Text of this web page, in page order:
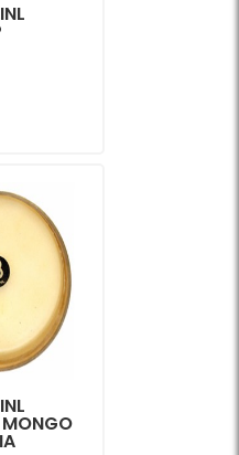
MONGO